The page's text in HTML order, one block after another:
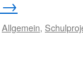
→
Allgemein,